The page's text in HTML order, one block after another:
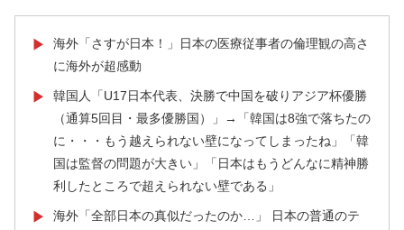
▶
海外「さすが日本！」日本の医療従事者の倫理観の高さ
に海外が超感動
▶
韓国人「U17日本代表、決勝で中国を破りアジア杯優勝
（通算5回目・最多優勝国）」→「韓国は8強で落ちたの
に・・・もう越えられない壁になってしまったね」「韓
国は監督の問題が大きい」「日本はもうどんなに精神勝
利したところで超えられない壁である」
▶
海外「全部日本の真似だったのか…」 日本の普通のテ